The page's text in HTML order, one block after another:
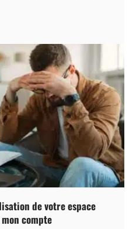
de votre espace
compte